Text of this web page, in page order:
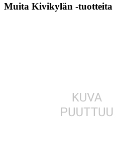
Muita Kivikylän -tuotteita